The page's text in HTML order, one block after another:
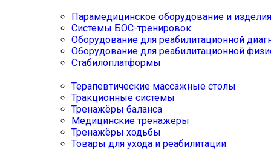
Парамедицинское оборудование и изделия
Системы БОС-тренировок
Оборудование для реабилитационной
Оборудование для реабилитационной
Стабилоплатформы
Терапевтические массажные столы
Тракционные системы
Тренажёры баланса
Медицинские тренажёры
Тренажёры ходьбы
Товары для ухода и реабилитации